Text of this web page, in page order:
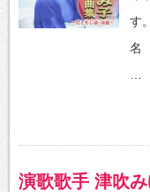
す
名
演歌歌手 津吹